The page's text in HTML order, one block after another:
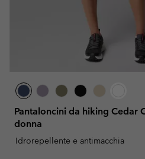
Pantaloncini da hiking Cedar
donna
Idrorepellente e antimacchia